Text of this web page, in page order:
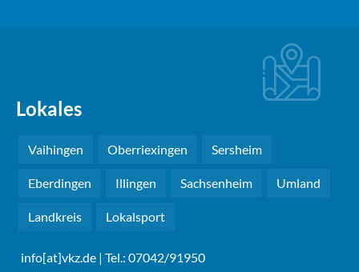
Lokales
Vaihingen Oberriexingen Sersheim
Eberdingen Illingen Sachsenheim Umland
Landkreis Lokalsport
info[at]vkz.de | Tel.: 07042/91950